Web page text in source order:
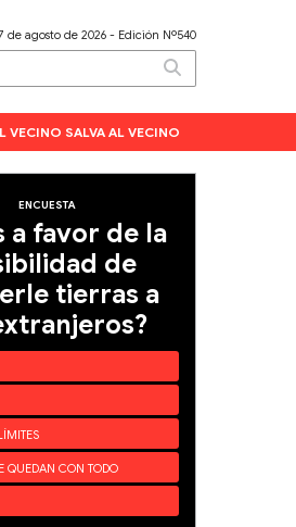
de agosto de 2026 - Edición Nº540
VECINO SALVA AL VECINO
ENCUESTA
a favor de la
de
tierras a
QUEDAN CON TODO